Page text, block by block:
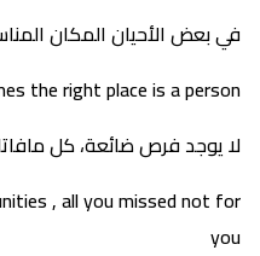
في بعض الأحيان المكان
the right place is a person
لا يوجد فرص ضائعة، كل
, all you missed not for
you